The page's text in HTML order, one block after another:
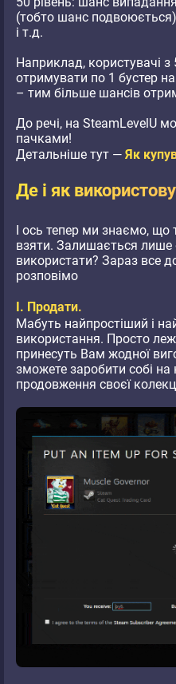
(тобто шанс подвоюється)
і т.д.
Наприклад, користувачі
отримувати по 1 бустер
– тим більше шансів
До речі, на SteamLevelU
пачками!
Детальніше тут — Як
Де і як
І ось тепер ми знаємо, що
взяти. Залишається лише
використати? Зараз все
розповімо
I. Продати.
Мабуть найпростіший і
використання. Просто
принесуть Вам жодної
зможете заробити собі на
продовження своєї